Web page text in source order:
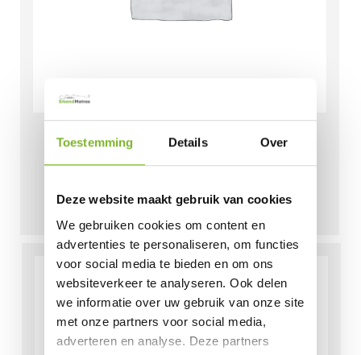
Toestemming Details Over
Deze website maakt gebruik van cookies
We gebruiken cookies om content en
advertenties te personaliseren, om functies
voor social media te bieden en om ons
websiteverkeer te analyseren. Ook delen
we informatie over uw gebruik van onze site
met onze partners voor social media,
adverteren en analyse. Deze partners
Bijbetaling meestoffering
matrassen €100,- Miranda